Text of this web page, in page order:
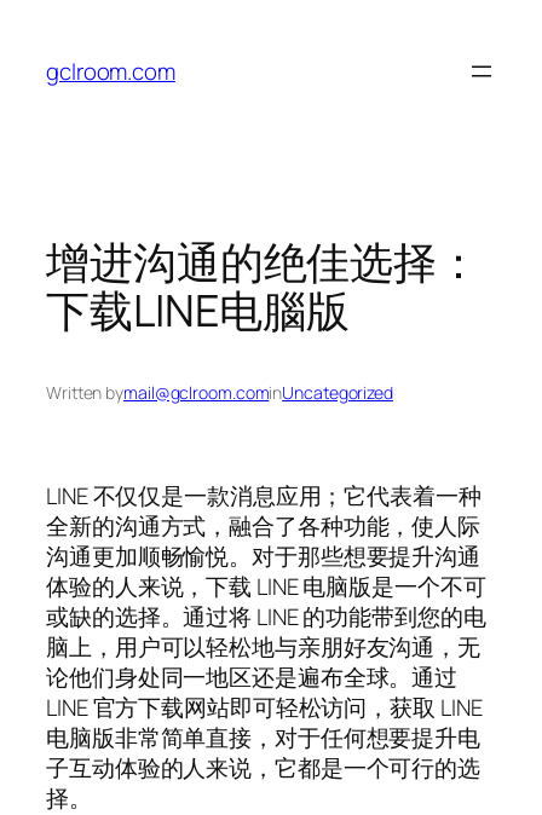
content
gclroom.com
增进沟通的绝佳选择：
下载LINE电腦版
Written bymail@gclroom.cominUncategorized
LINE 不仅仅是一款消息应用；它代表着一种
全新的沟通方式，融合了各种功能，使人际
沟通更加顺畅愉悦。对于那些想要提升沟通
体验的人来说，下载 LINE 电脑版是一个不可
或缺的选择。通过将 LINE 的功能带到您的电
脑上，用户可以轻松地与亲朋好友沟通，无
论他们身处同一地区还是遍布全球。通过
LINE 官方下载网站即可轻松访问，获取 LINE
电脑版非常简单直接，对于任何想要提升电
子互动体验的人来说，它都是一个可行的选
择。